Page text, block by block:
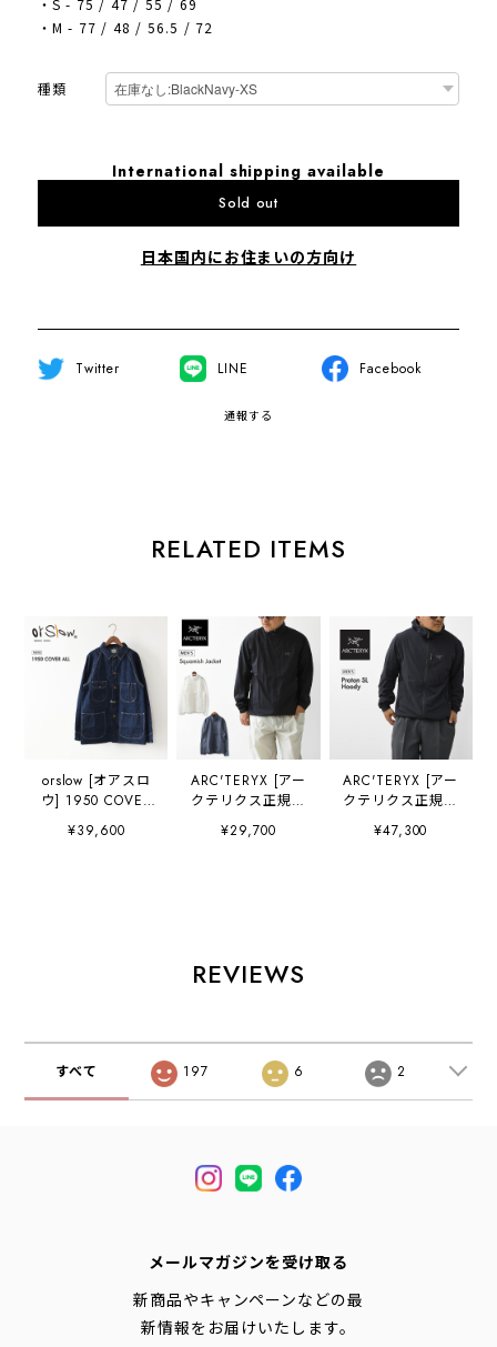
・S - 75 / 47 / 55 / 69
・M - 77 / 48 / 56.5 / 72
種類
International shipping available
Sold out
日本国内にお住まいの方向け
Twitter LINE Facebook
通報する
RELATED ITEMS
orslow [オアスロ
ウ] 1950 COVER
[03-6140-81] ライ
¥39,600
ARC'TERYX [アー
クテリクス正規代
理店] Squamish
Jacket M
通気性・MEN'S
[2026SS]
¥29,700
ARC'TERYX [アー
クテリクス正規代
理店] Proton SL
Hoody M
¥47,300
REVIEWS
すべて 197 6 2
メールマガジンを受け取る
新商品やキャンペーンなどの最
新情報をお届けいたします。